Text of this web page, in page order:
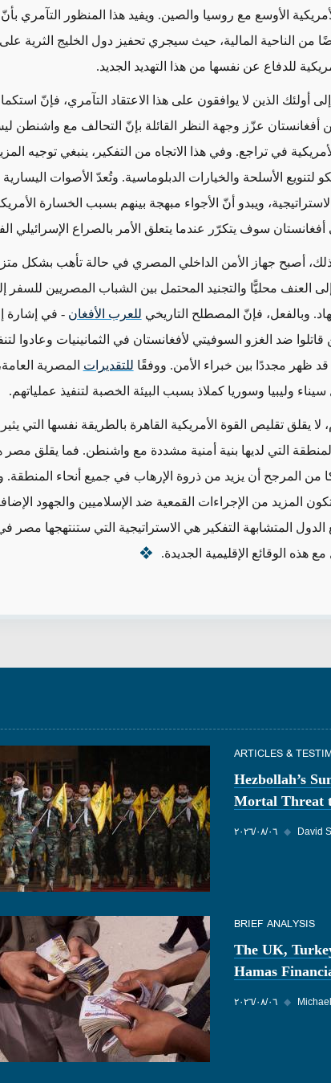
الأوسع مع روسيا والصين. ويفيد هذا المنظور التآمري بأنّ
من الناحية المالية، حيث سيجري تحفيز دول الخليج الثرية
للدفاع عن نفسها من هذا التهديد الجديد.
إلى أولئك الذين لا يوافقون على هذا الاعتقاد التآمري، فإنّ
أفغانستان عزّز وجهة النظر القائلة بإنّ التحالف مع واشنطن
في تراجع. وفي هذا الاتجاه من التفكير، ينبغي توجيه
لتنويع الأسلحة والخيارات الدبلوماسية. وتُعدّ الأصوات اليسارية
ويبدو أنّ الأجواء مبهجة بينهم بسبب الخسارة
سوف يتكرّر عندما يتعلق الأمر بالصراع الإسرائيلي
أصبح جهاز الأمن الداخلي المصري في حالة تأهب بشكل
إلى العنف محليًّا والتجنيد المحتمل بين الشباب المصريين للسفر
وبالفعل، فإنّ المصطلح التاريخي للعرب الأفغان - في إشارة
قاتلوا ضد الغزو السوفيتي لأفغانستان في الثمانينيات وعادوا
ظهر مجددًا بين خبراء الأمن. ووفقًا للتقديرات المصرية
سيناء وليبيا وسوريا كملاذ بسبب البيئة الخصبة لتنفيذ عملياتهم.
يقلق تقليص القوة الأمريكية القاهرة بالطريقة نفسها التي
التي لديها بنية أمنية مشددة مع واشنطن. فما يقلق مصر
من المرجح أن يزيد من ذروة الإرهاب في جميع أنحاء
المزيد من الإجراءات القمعية ضد الإسلاميين والجهود
الدول المتشابهة التفكير هي الاستراتيجية التي ستنتهجها مصر
هذه الوقائع الإقليمية الجديدة.
ARTICLES &
Hezbollah’s
Mortal Threat
٠٦‏/٠٨‏/٢٠٢٦ ◆ David
BRIEF ANALYSIS
The UK,
Hamas
٠٦‏/٠٨‏/٢٠٢٦ ◆